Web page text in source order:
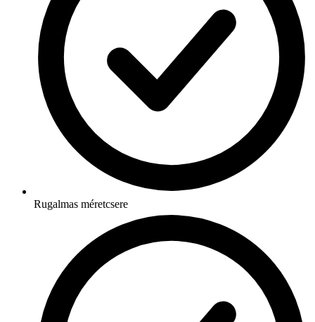
Rugalmas méretcsere